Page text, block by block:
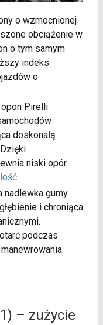
o wzmocnionej
obciążenie w
o tym samym
indeks
o
opon Pirelli
doskonałą
niski opór
nadlewka gumy
i chroniąca
podczas
– zużycie